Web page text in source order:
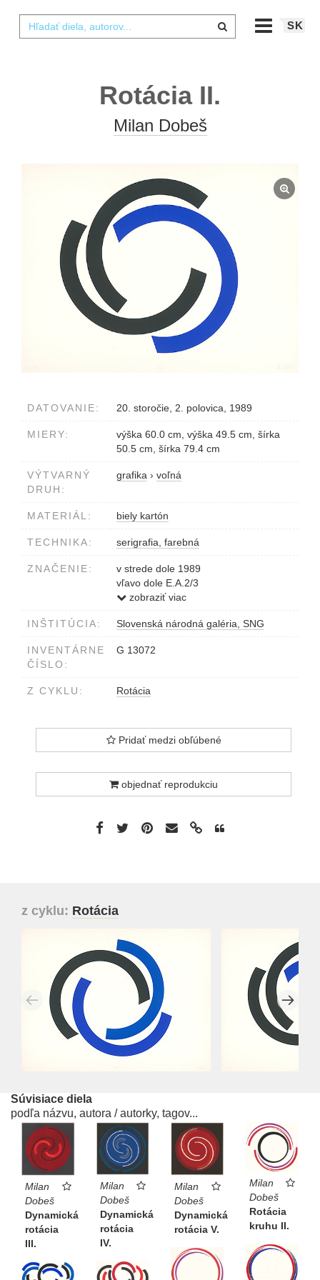
SK
Rotácia II.
Milan Dobeš
DATOVANIE: 20. storočie, 2. polovica, 1989
MIERY:
výška 60.0 cm, výška 49.5 cm, šírka
50.5 cm, šírka 79.4 cm
VÝTVARNÝ
DRUH:
grafika › voľná
MATERIÁL: biely kartón
TECHNIKA: serigrafia, farebná
ZNAČENIE:
v strede dole 1989
vľavo dole E.A.2/3
vpravo dole M.Dobe��
zobraziť viac
INŠTITÚCIA: Slovenská národná galéria, SNG
INVENTÁRNE
ČÍSLO:
G 13072
Z CYKLU: Rotácia
Pridať medzi obľúbené
objednať reprodukciu
z cyklu: Rotácia
Súvisiace diela
podľa názvu, autora / autorky, tagov...
Milan
Dobeš
Dynamická
rotácia
III.
Milan
Dobeš
Dynamická
rotácia
IV.
Milan
Dobeš
Dynamická
rotácia V.
Milan
Dobeš
Rotácia
kruhu II.